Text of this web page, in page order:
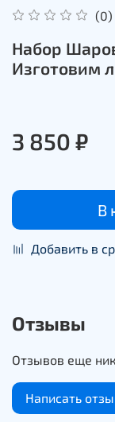
(0)
Набор
Изготовим
3 850 ₽
В
Добавить в
Отзывы
Отзывов еще
Написать